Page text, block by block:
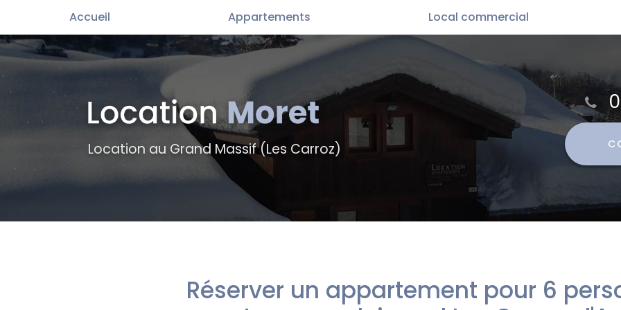
contenu
principal
Accueil Appartements Local commercial
Location au Grand Massif (Les Carroz)
Réserver un appartement pour 6